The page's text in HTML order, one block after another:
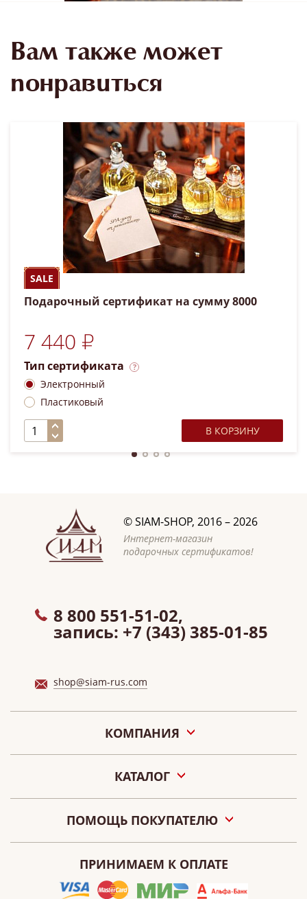
Вам также может
понравиться
SALE
Подарочный сертификат на сумму 8000
7 440 ₽
Тип сертификата
Электронный
Пластиковый
В КОРЗИНУ
©SIAM-SHOP, 2016 – 2026
Интернет-магазин
подарочных сертификатов!
8 800 551-51-02,
запись: +7 (343) 385-01-85
shop@siam-rus.com
КОМПАНИЯ
О нас
Акции
Новости
Наши салоны
КАТАЛОГ
Подарочные сертификаты «СИАМ»
ПОМОЩЬ ПОКУПАТЕЛЮ
Оплата
Как сделать заказ
Публичная оферта
ПРИНИМАЕМ К ОПЛАТЕ